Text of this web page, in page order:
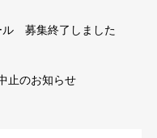
ル 募集終了しました
止のお知らせ